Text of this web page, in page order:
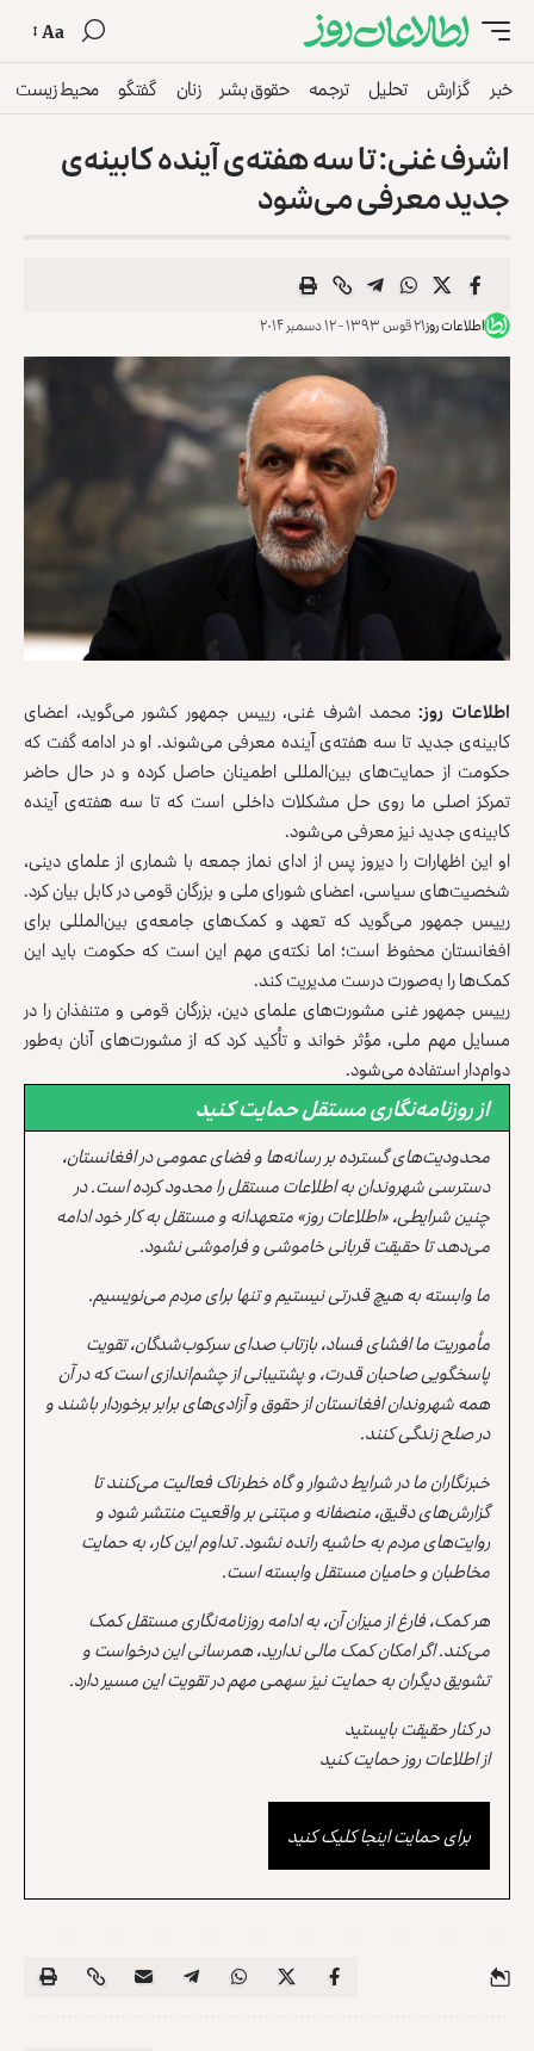
Aa
خبر گزارش تحلیل ترجمه حقوق بشر زنان گفتگو محیط زیست
اشرف غنی: تا سه هفته‌ی آینده کابینه‌ی
جدید معرفی می‌شود
اطلاعات روز۲۱ قوس ۱۳۹۳ - ۱۲ دسمبر ۲۰۱۴
اطلاعات روز:محمد اشرف غنی، رییس جمهور کشور می‌گوید، اعضای
کابینه‌ی جدید تا سه هفته‌ی آینده معرفی می‌شوند. او در ادامه گفت که
حکومت از حمایت‌های بین‌المللی اطمینان حاصل کرده و در حال حاضر
تمرکز اصلی ما روی حل مشکلات ‌داخلی است که تا سه هفته‌ی آینده
کابینه‌ی جدید نیز معرفی می‌شود.
او این اظهارات را دیروز پس از ادای نماز جمعه با شماری از علمای دینی،
شخصیت‌های سیاسی، اعضای شورای ملی و بزرگان قومی در کابل بیان کرد.
رییس جمهور می‌گوید که تعهد و کمک‌های جامعه‌ی بین‌المللی برای
افغانستان محفوظ است؛ اما نکته‌ی مهم این است که حکومت باید این
کمک‌ها را به‌صورت درست مدیریت کند.
رییس جمهور غنی مشورت‌های علمای دین، بزرگان قومی و متنفذان را در
مسایل مهم ملی، مؤثر خواند‌ و تأکید کرد‌ ‌که از مشورت‌های آنان به‌طور
دوام‌دار استفاده می‌شود.
از روزنامه‌نگاری مستقل حمایت کنید
محدودیت‌های گسترده بر رسانه‌ها و فضای عمومی در افغانستان،
دسترسی شهروندان به اطلاعات مستقل را محدود کرده است. در
چنین شرایطی، «اطلاعات روز» متعهدانه و مستقل به کار خود ادامه
می‌دهد تا حقیقت قربانی خاموشی و فراموشی نشود.
ما وابسته به هیچ قدرتی نیستیم و تنها برای مردم می‌نویسیم.
مأموریت ما افشای فساد، بازتاب صدای سرکوب‌شدگان، تقویت
پاسخگویی صاحبان قدرت، و پشتیبانی از چشم‌اندازی است که در آن
همه شهروندان افغانستان از حقوق و آزادی‌های برابر برخوردار باشند و
در صلح زندگی کنند.
خبرنگاران ما در شرایط دشوار و گاه خطرناک فعالیت می‌کنند تا
گزارش‌های دقیق، منصفانه و مبتنی بر واقعیت منتشر شود و
روایت‌های مردم به حاشیه رانده نشود. تداوم این کار، به حمایت
مخاطبان و حامیان مستقل وابسته است.
هر کمک، فارغ از میزان آن، به ادامه روزنامه‌نگاری مستقل کمک
می‌کند. اگر امکان کمک مالی ندارید، همرسانی این درخواست و
تشویق دیگران به حمایت نیز سهمی مهم در تقویت این مسیر دارد.
در کنار حقیقت بایستید
از اطلاعات روز حمایت کنید
برای حمایت اینجا کلیک کنید